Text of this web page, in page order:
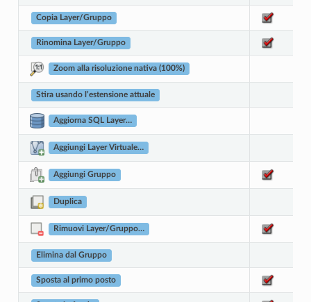
Copia Layer/Gruppo
Rinomina Layer/Gruppo
Zoom alla risoluzione nativa (100%)
Stira usando l’estensione attuale
Aggiorna SQL Layer…
Aggiungi Layer Virtuale…
Aggiungi Gruppo
Duplica
Rimuovi Layer/Gruppo…
Elimina dal Gruppo
Sposta al primo posto